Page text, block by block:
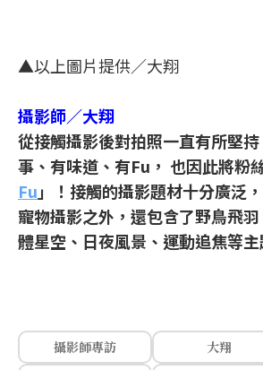
▲以上圖片提供／大翔
攝影師／大翔
從接觸攝影後對拍照一直有所堅
事、有味道、有Fu， 也因此將粉
Fu」！接觸的攝影題材十分廣泛
寵物攝影之外，還包含了野鳥飛
體星空、日夜風景、運動追焦等主
攝影師專訪 大翔